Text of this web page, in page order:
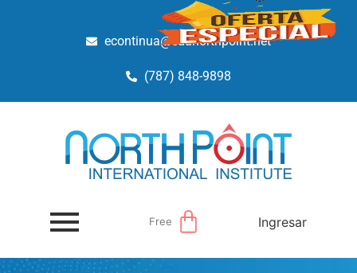
econtinua@edunorthpoint.net
(787) 848-9898
Free Ingresar